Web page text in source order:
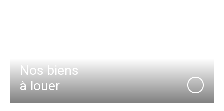
Nos biens
à louer